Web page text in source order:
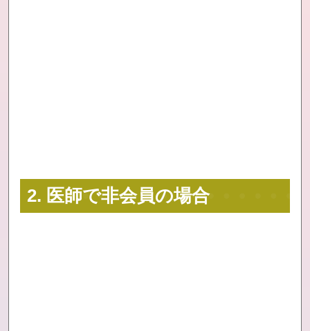
2. 医師で非会員の場合